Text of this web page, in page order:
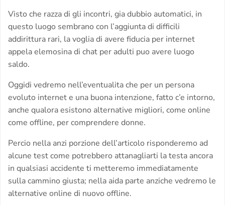
Visto che razza di gli incontri, gia dubbio automatici, in
questo luogo sembrano con l’aggiunta di difficili
addirittura rari, la voglia di avere fiducia per internet
appela elemosina di chat per adulti puo avere luogo
saldo.
Oggidi vedremo nell’eventualita che per un persona
evoluto internet e una buona intenzione, fatto c’e intorno,
anche qualora esistono alternative migliori, come online
come offline, per comprendere donne.
Percio nella anzi porzione dell’articolo risponderemo ad
alcune test come potrebbero attanagliarti la testa ancora
in qualsiasi accidente ti metteremo immediatamente
sulla cammino giusta; nella aida parte anziche vedremo le
alternative online di nuovo offline.